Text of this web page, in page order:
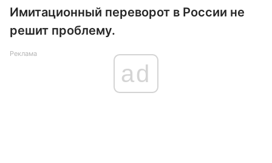
Имитационный переворот в России не
решит проблему.
Реклама
ad